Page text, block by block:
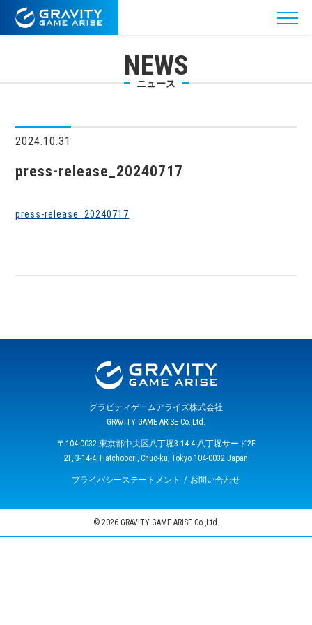
NEWS
ニュース
2024.10.31
press-release_20240717
press-release_20240717
グラビティゲームアライズ株式会社
GRAVITY GAME ARISE Co.,Ltd.
〒104-0032 東京都中央区八丁堀3-14-4 八丁堀サード2F
2F, 3-14-4, Hatchobori, Chuo-ku, Tokyo 104-0032 Japan
プライバシーステートメント お問い合わせ
© 2026 GRAVITY GAME ARISE Co.,Ltd.